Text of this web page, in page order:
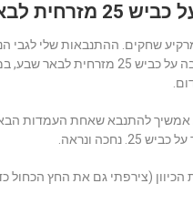
שבע, מחלף שרה
שחקים. ההתנבאות שלי לגבי
התגשמה, ועמדת גאטסו חדשה הוצבה
ונראה.
(צירפתי גם את החץ הכחול